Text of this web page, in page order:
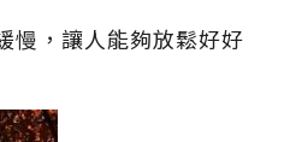
慢，讓人能夠放鬆好好